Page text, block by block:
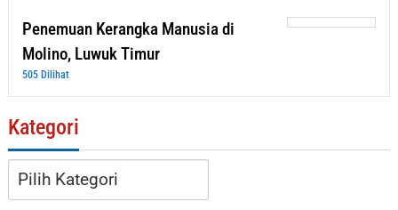
Penemuan Kerangka Manusia di
Molino, Luwuk Timur
505 Dilihat
Kategori
Kategori